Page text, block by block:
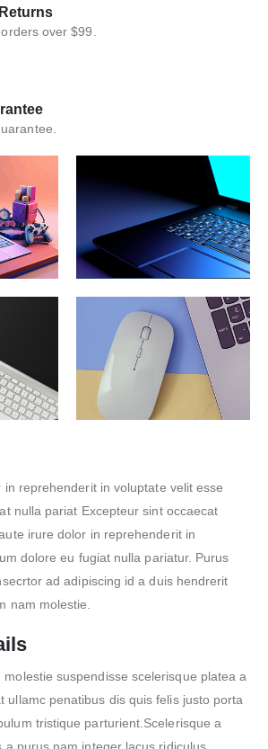
over $99.
in reprehenderit in voluptate velit esse
nulla pariat Excepteur sint occaecat
irure dolor in reprehenderit in
dolore eu fugiat nulla pariatur. Purus
ad adipiscing id a duis hendrerit
nam molestie.
suspendisse scelerisque platea a
ullamc penatibus dis quis felis justo porta
tristique parturient.Scelerisque a